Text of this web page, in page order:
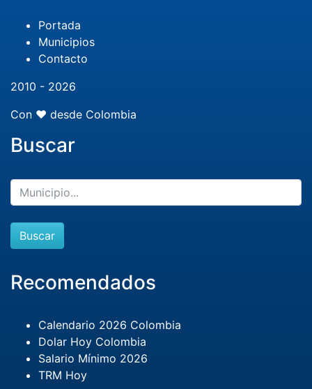
Portada
Municipios
Contacto
2010 - 2026
Con ❤️ desde Colombia
Buscar
Buscar
Recomendados
Calendario 2026 Colombia
Dolar Hoy Colombia
Salario Mínimo 2026
TRM Hoy